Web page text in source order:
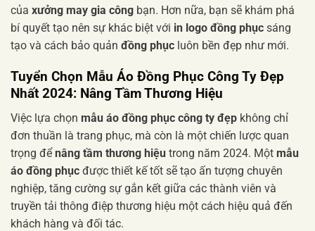
của xưởng may gia công bạn. Hơn nữa, bạn sẽ khám phá
bí quyết tạo nên sự khác biệt với in logo đồng phục sáng
tạo và cách bảo quản đồng phục luôn bền đẹp như mới.
Tuyển Chọn Mẫu Áo Đồng Phục Công Ty Đẹp
Nhất 2024: Nâng Tầm Thương Hiệu
Việc lựa chọn mẫu áo đồng phục công ty đẹp không chỉ
đơn thuần là trang phục, mà còn là một chiến lược quan
trọng đểnâng tầm thương hiệu trong năm 2024. Một mẫu
áo đồng phục được thiết kế tốt sẽ tạo ấn tượng chuyên
nghiệp, tăng cường sự gắn kết giữa các thành viên và
truyền tải thông điệp thương hiệu một cách hiệu quả đến
khách hàng và đối tác.